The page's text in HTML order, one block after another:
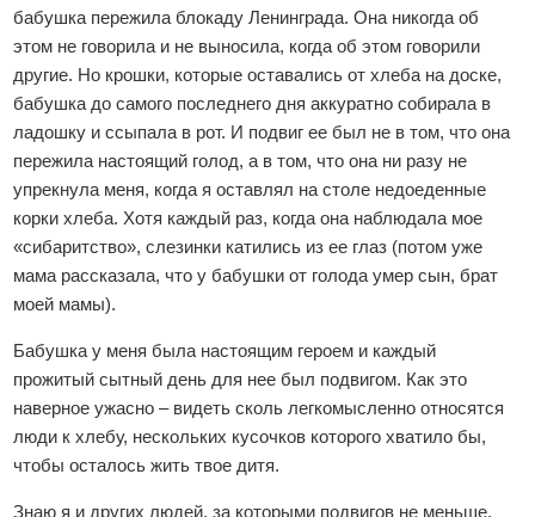
бабушка пережила блокаду Ленинграда. Она никогда об
этом не говорила и не выносила, когда об этом говорили
другие. Но крошки, которые оставались от хлеба на доске,
бабушка до самого последнего дня аккуратно собирала в
ладошку и ссыпала в рот. И подвиг ее был не в том, что она
пережила настоящий голод, а в том, что она ни разу не
упрекнула меня, когда я оставлял на столе недоеденные
корки хлеба. Хотя каждый раз, когда она наблюдала мое
«сибаритство», слезинки катились из ее глаз (потом уже
мама рассказала, что у бабушки от голода умер сын, брат
моей мамы).
Бабушка у меня была настоящим героем и каждый
прожитый сытный день для нее был подвигом. Как это
наверное ужасно – видеть сколь легкомысленно относятся
люди к хлебу, нескольких кусочков которого хватило бы,
чтобы осталось жить твое дитя.
Знаю я и других людей, за которыми подвигов не меньше,